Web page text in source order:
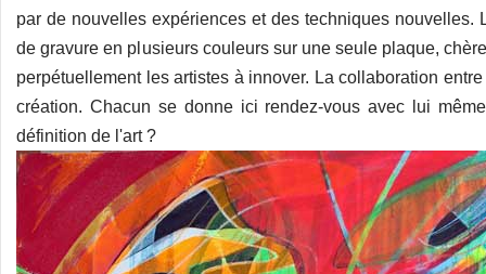
par de nouvelles expériences et des techniques
de gravure en plusieurs couleurs sur une seule plaque,
perpétuellement les artistes à innover. La collaboration
création. Chacun se donne ici rendez-vous avec lui
définition de l'art ?